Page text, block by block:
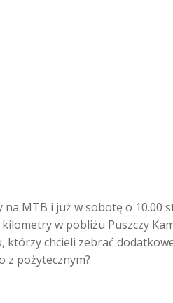
MTB i już w sobotę o
w pobliżu Puszczy
którzy chcieli zebrać
z pożytecznym?